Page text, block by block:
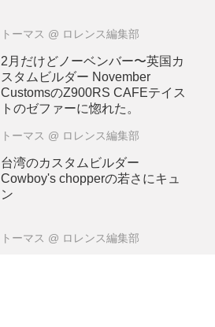
トーマス @ ロレンス編集部
2月だけどノーベンバー〜英国カ
スタムビルダー November
CustomsのZ900RS CAFEテイス
トのゼファーに惚れた。
トーマス @ ロレンス編集部
台湾のカスタムビルダー
Cowboy's chopperの若さにキュ
ン
トーマス @ ロレンス編集部